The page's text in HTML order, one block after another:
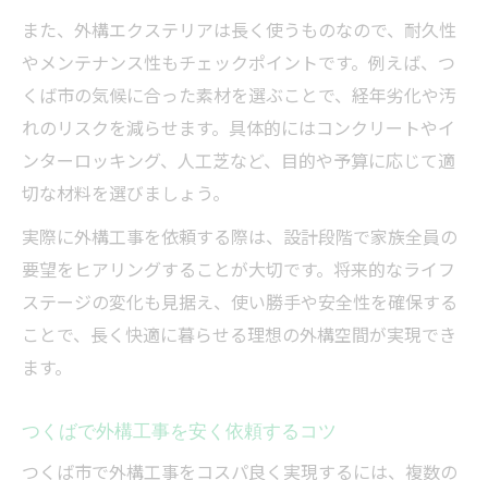
つくばでコスパ重視の外構工事業者を探す
コツ
外構工事の見積もり比較で抑えるべきポイ
ント
コスパ重視で選ぶ外構工事の注意点とは
デザイン性と価格を両立させる工夫とは
外構工事でデザイン性と価格を両立させる
方法
デザイン重視の外構工事を安く仕上げる秘
訣
また、外構エクステリアは長く使うものなので、耐久性
やメンテナンス性もチェックポイントです。例えば、つ
くば市の気候に合った素材を選ぶことで、経年劣化や汚
れのリスクを減らせます。具体的にはコンクリートやイ
ンターロッキング、人工芝など、目的や予算に応じて適
切な材料を選びましょう。
実際に外構工事を依頼する際は、設計段階で家族全員の
要望をヒアリングすることが大切です。将来的なライフ
ステージの変化も見据え、使い勝手や安全性を確保する
ことで、長く快適に暮らせる理想の外構空間が実現でき
ます。
つくばで外構工事を安く依頼するコツ
つくば市で外構工事をコスパ良く実現するには、複数の